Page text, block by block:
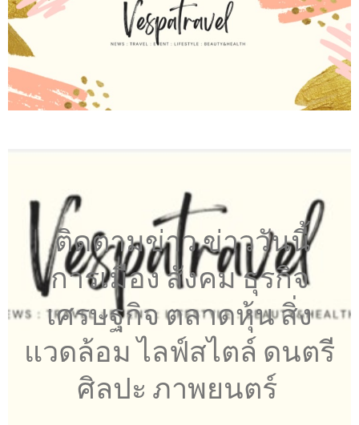
ติดตามข่าว ข่าววันนี้
การเมือง สังคม ธุรกิจ
เศรษฐกิจ ตลาดหุ้น สิ่ง
แวดล้อม ไลฟ์สไตล์ ดนตรี
ศิลปะ ภาพยนตร์